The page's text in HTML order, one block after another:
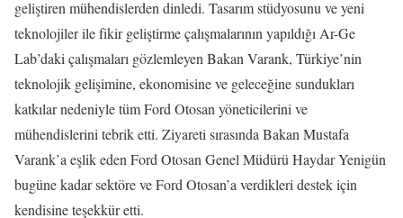
geliştiren mühendislerden dinledi. Tasarım stüdyosunu ve yeni
teknolojiler ile fikir geliştirme çalışmalarının yapıldığı Ar-Ge
Lab’daki çalışmaları gözlemleyen Bakan Varank, Türkiye’nin
teknolojik gelişimine, ekonomisine ve geleceğine sundukları
katkılar nedeniyle tüm Ford Otosan yöneticilerini ve
mühendislerini tebrik etti. Ziyareti sırasında Bakan Mustafa
Varank’a eşlik eden Ford Otosan Genel Müdürü Haydar Yenigün
bugüne kadar sektöre ve Ford Otosan’a verdikleri destek için
kendisine teşekkür etti.